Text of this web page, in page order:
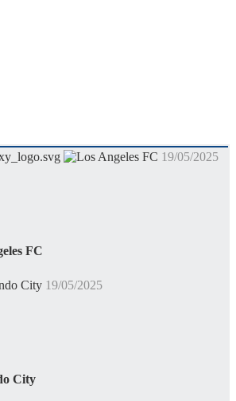
19/05/2025
FC
19/05/2025
City